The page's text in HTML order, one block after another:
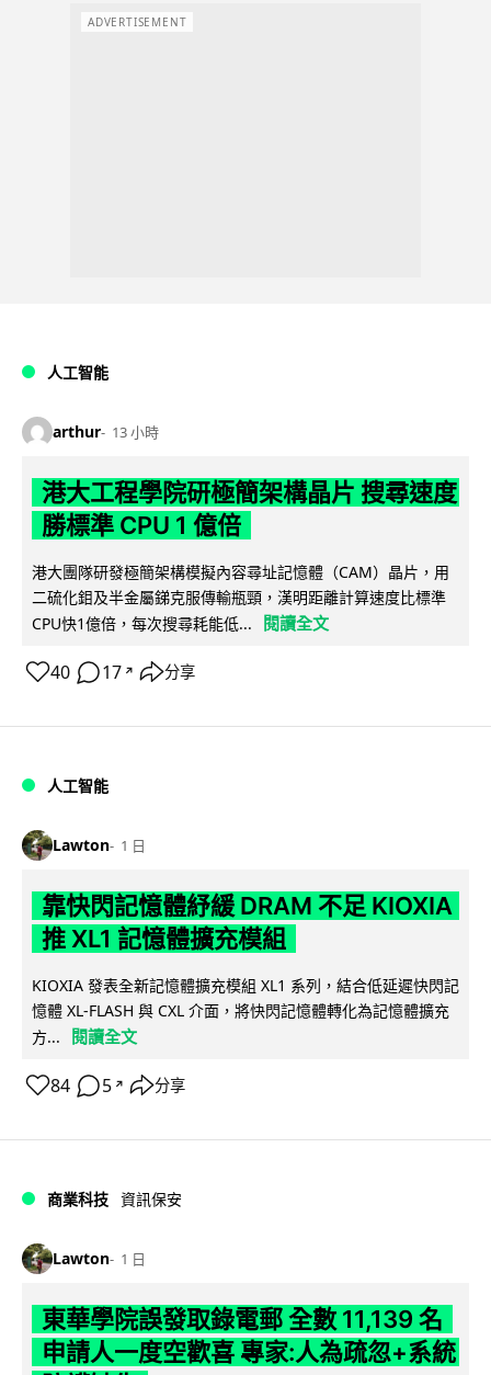
ADVERTISEMENT
人工智能
arthur 13 小時
港大工程學院研極簡架構晶片 搜尋速度
勝標準 CPU 1 億倍
港大團隊研發極簡架構模擬內容尋址記憶體（CAM）晶片，用
二硫化鉬及半金屬銻克服傳輸瓶頸，漢明距離計算速度比標準
CPU快1億倍，每次搜尋耗能低...
閱讀全文
40 17 ↗ 分享
人工智能
Lawton 1 日
靠快閃記憶體紓緩 DRAM 不足 KIOXIA
推 XL1 記憶體擴充模組
KIOXIA 發表全新記憶體擴充模組 XL1 系列，結合低延遲快閃記
憶體 XL-FLASH 與 CXL 介面，將快閃記憶體轉化為記憶體擴充
方...
閱讀全文
84 5 ↗ 分享
商業科技 資訊保安
Lawton 1 日
東華學院誤發取錄電郵 全數 11,139 名
申請人一度空歡喜 專家:人為疏忽+系統